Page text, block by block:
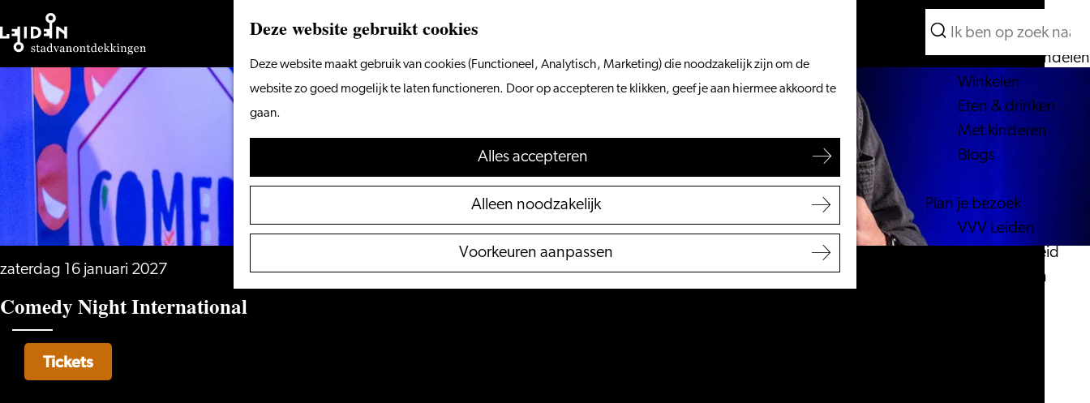
Deze website gebruikt cookies
Deze website maakt gebruik van cookies (Functioneel, Analytisch, Marketing) die noodzakelijk zijn om de
website zo goed mogelijk te laten functioneren. Door op accepteren te klikken, geef je aan hiermee akkoord te
gaan.
Alles accepteren
Alleen noodzakelijk
Voorkeuren aanpassen
Ga
homepage
Menu
Zoeken
Wat te doen
Vanaf het water
Fietsen & wandelen
Winkelen
Eten & drinken
Met kinderen
Blogs
Plan je bezoek
VVV Leiden
Bereikbaarheid
Overnachten
Zoeken
zaterdag 16 januari 2027
Comedy Night International
Tickets